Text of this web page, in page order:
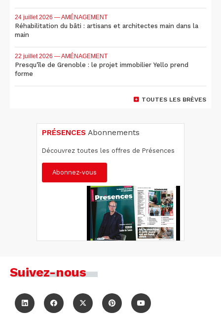
24 juillet 2026 — AMÉNAGEMENT
Réhabilitation du bâti : artisans et architectes main dans la
main
22 juillet 2026 — AMÉNAGEMENT
Presqu'île de Grenoble : le projet immobilier Yello prend
forme
TOUTES LES BRÈVES
PRÉSENCES Abonnements
Découvrez toutes les offres de Présences
Abonnez-vous
Suivez-nous